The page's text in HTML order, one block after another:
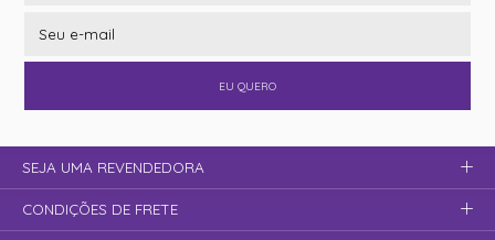
EU QUERO
SEJA UMA REVENDEDORA
CONDIÇÕES DE FRETE